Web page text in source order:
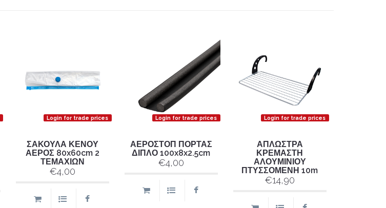
Login for trade prices
ΣΑΚΟΥΛΑ ΚΕΝΟΥ
ΑΕΡΟΣ 80x60cm 2
ΤΕΜΑΧΙΩΝ
€4,00
Login for trade prices
ΑΕΡΟΣΤΟΠ ΠΟΡΤΑΣ
ΔΙΠΛΟ 100x8x2.5cm
€4,00
Login for trade prices
ΑΠΛΩΣΤΡΑ
ΚΡΕΜΑΣΤΗ
ΑΛΟΥΜΙΝΙΟΥ
ΠΤΥΣΣΟΜΕΝΗ 10m
€14,90